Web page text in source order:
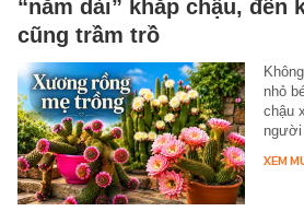
“nằm dài” khắp chậu, đến
cũng trầm trồ
nhỏ
chậu
XEM